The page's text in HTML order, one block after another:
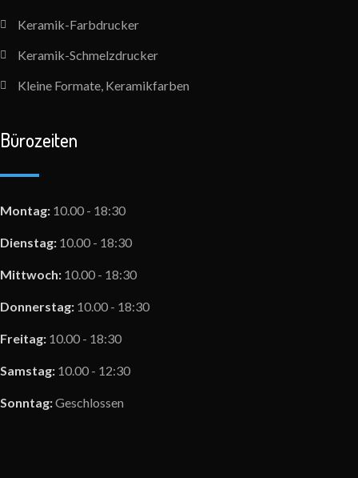
Keramik-Farbdrucker
Keramik-Schmelzdrucker
Kleine Formate, Keramikfarben
Bürozeiten
Montag: 10.00 - 18:30
Dienstag: 10.00 - 18:30
Mittwoch: 10.00 - 18:30
Donnerstag: 10.00 - 18:30
Freitag: 10.00 - 18:30
Samstag: 10.00 - 12:30
Sonntag:Geschlossen